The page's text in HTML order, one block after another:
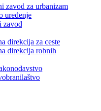
zavod za urbanizam
uređenje
zavod
direkcija za ceste
direkcija robnih